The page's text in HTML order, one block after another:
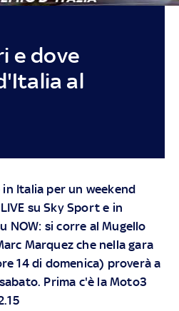
e dove
al
in Italia per un weekend
suSkySport e in
NOW: si corre al Mugello
Marquez che nella gara
14 di domenica) proverà a
Prima c'è la Moto3